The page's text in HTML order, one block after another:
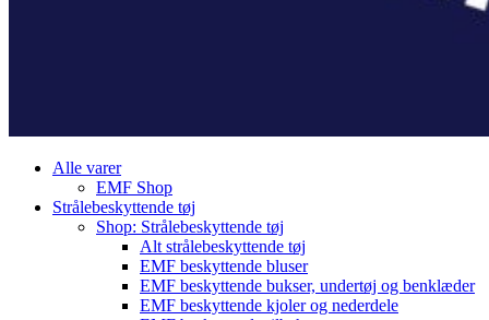
Alle varer
EMF Shop
Strålebeskyttende tøj
Shop: Strålebeskyttende tøj
Alt strålebeskyttende tøj
EMF beskyttende bluser
EMF beskyttende bukser, undertøj og benklæder
EMF beskyttende kjoler og nederdele